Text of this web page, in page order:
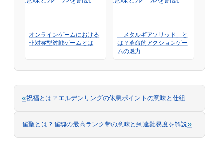
オンラインゲームにおける
非対称型対戦ゲームとは
「メタルギアソリッド」と
は？革命的アクションゲー
ムの魅力
« 祝福とは？エルデンリングの休息ポイントの意味と仕組みを解説
雀聖とは？雀魂の最高ランク帯の意味と到達難易度を解説»